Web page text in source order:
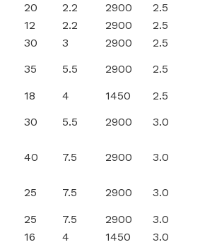
20 2.2 2900
2.5
12 2.2 2900
2.5
30 3 2900
2.5
35 5.5 2900
2.5
18 4 1450
2.5
30 5.5 2900
3.0
40 7.5 2900
3.0
25 7.5 2900
3.0
25 7.5 2900
3.0
16 4 1450
3.0